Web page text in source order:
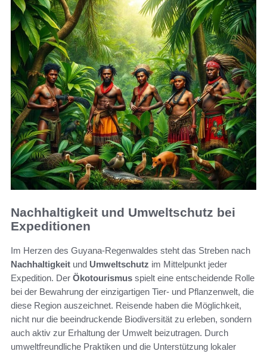
Nachhaltigkeit und Umweltschutz bei
Expeditionen
Im Herzen des Guyana-Regenwaldes steht das Streben nach
Nachhaltigkeit und Umweltschutz im Mittelpunkt jeder
Expedition. Der Ökotourismus spielt eine entscheidende Rolle
bei der Bewahrung der einzigartigen Tier- und Pflanzenwelt, die
diese Region auszeichnet. Reisende haben die Möglichkeit,
nicht nur die beeindruckende Biodiversität zu erleben, sondern
auch aktiv zur Erhaltung der Umwelt beizutragen. Durch
umweltfreundliche Praktiken und die Unterstützung lokaler